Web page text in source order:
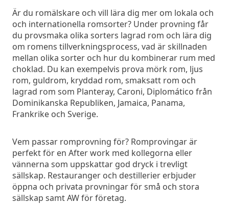
Är du romälskare och vill lära dig mer om lokala och
och internationella romsorter? Under provning får
du provsmaka olika sorters lagrad rom och lära dig
om romens tillverkningsprocess, vad är skillnaden
mellan olika sorter och hur du kombinerar rum med
choklad. Du kan exempelvis prova mörk rom, ljus
rom, guldrom, kryddad rom, smaksatt rom och
lagrad rom som Planteray, Caroni, Diplomático från
Dominikanska Republiken, Jamaica, Panama,
Frankrike och Sverige.
Vem passar romprovning för? Romprovingar är
perfekt för en After work med kollegorna eller
vännerna som uppskattar god dryck i trevligt
sällskap. Restauranger och destillerier erbjuder
öppna och privata provningar för små och stora
sällskap samt AW för företag.